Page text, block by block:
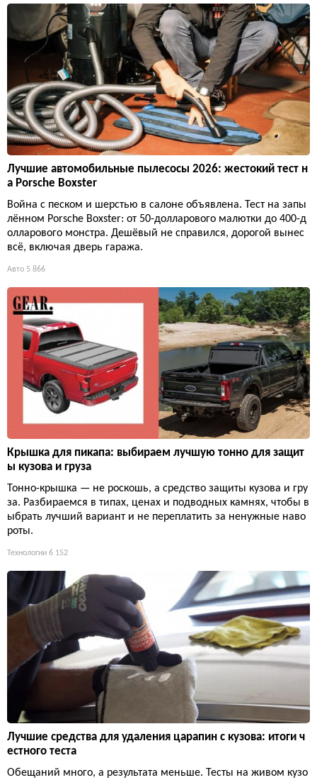
Лучшие автомобильные пылесосы 2026: жестокий тест н
а Porsche Boxster
Война с песком и шерстью в салоне объявлена. Тест на запы
лённом Porsche Boxster: от 50-долларового малютки до 400-д
олларового монстра. Дешёвый не справился, дорогой вынес
всё, включая дверь гаража.
Авто 5 866
Крышка для пикапа: выбираем лучшую тонно для защит
ы кузова и груза
Тонно-крышка — не роскошь, а средство защиты кузова и гру
за. Разбираемся в типах, ценах и подводных камнях, чтобы в
ыбрать лучший вариант и не переплатить за ненужные наво
роты.
Технологии 6 152
Лучшие средства для удаления царапин с кузова: итоги ч
естного теста
Обещаний много, а результата меньше. Тесты на живом кузо